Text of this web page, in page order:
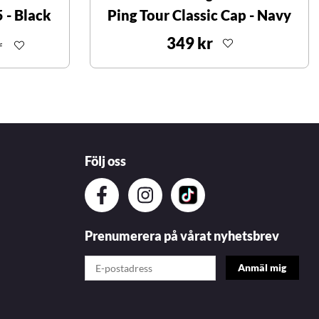
- Black Ping Tour Classic Cap - Navy
349 kr
Följ oss
Prenumerera på vårat nyhetsbrev